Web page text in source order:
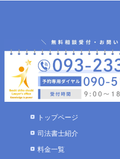
トップページ
司法書士紹介
料金一覧